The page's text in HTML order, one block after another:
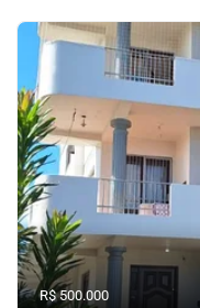
R$ 500.000